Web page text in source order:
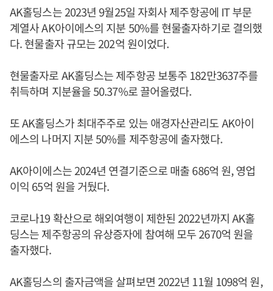
AK홀딩스는 2023년 9월25일 자회사 제주항공에 IT 부문
계열사 AK아이에스의 지분 50%를 현물출자하기로 결의했
다. 현물출자 규모는 202억 원이었다.
현물출자로 AK홀딩스는 제주항공 보통주 182만3637주를
취득하며 지분율을 50.37%로 끌어올렸다.
또 AK홀딩스가 최대주주로 있는 애경자산관리도 AK아이
에스의 나머지 지분 50%를 제주항공에 출자했다.
AK아이에스는 2024년 연결기준으로 매출 686억 원, 영업
이익 65억 원을 거뒀다.
코로나19 확산으로 해외여행이 제한된 2022년까지 AK홀
딩스는 제주항공의 유상증자에 참여해 모두 2670억 원을
출자했다.
AK홀딩스의 출자금액을 살펴보면 2022년 11월 1098억 원,